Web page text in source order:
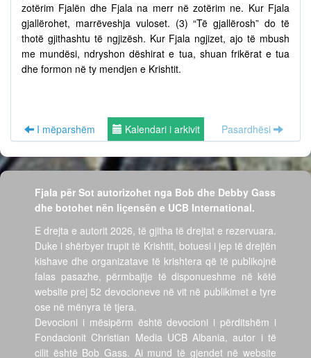
zotërim Fjalën dhe Fjala na merr në zotërim ne. Kur Fjala
gjallërohet, marrëveshja vuloset. (3) “Të gjallërosh” do të
thotë gjithashtu të ngjizësh. Kur Fjala ngjizet, ajo të mbush
me mundësi, ndryshon dëshirat e tua, shuan frikërat e tua
dhe formon në ty mendjen e Krishtit.
I mëparshëm Kalendari i arkivit Pasardhësi
Fjala për Sot autorizohet nga Bob dhe Debby Gass
dhe botohet nën liçensën e UCB International.
E drejta e autorit 2026, të gjitha të drejtat e rezervuara.
Duke i shërbyer trupit të Krishtit, botuesi i jep të drejtën
kishave dhe organizatave të krishtera që të publikojnë
falas pasazhe, përmbajtje të disponueshme në këtë
website prej 52 devocioneve në vit në publikimet e tyre
ose në mënyra të tjera.
Devocioni i mësipërm është devocioni i përditshëm i
Fondacionit Christian Media UCB Albania, autor i të
cilit është Bob Gass. Ai mund të gjendet në website